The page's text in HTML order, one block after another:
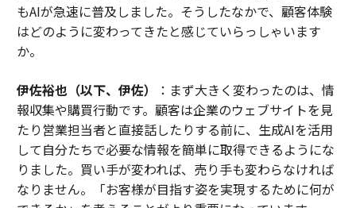
もAIが急速に普及しました。そうしたなかで、顧客体験
はどのように変わってきたと感じていらっしゃいます
か。
伊佐裕也（以下、伊佐）
：まず大きく変わったのは、情
報収集や購買行動です。顧客は企業のウェブサイトを見
たり営業担当者と直接話したりする前に、生成AIを活用
して自分たちで必要な情報を簡単に取得できるようにな
りました。買い手が変われば、売り手も変わらなければ
なりません。「お客様が目指す姿を実現するために何が